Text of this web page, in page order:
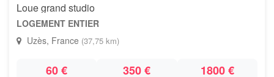
Loue grand studio
LOGEMENT ENTIER
Uzès, France (37,75 km)
60 € 350 € 1800 €